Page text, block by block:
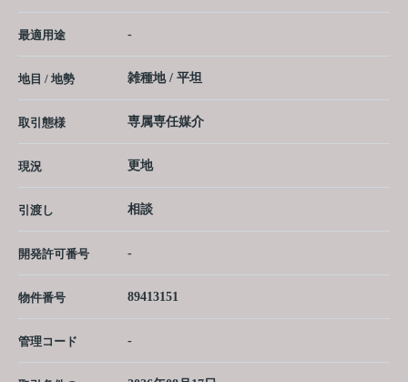
最適用途 -
地目 / 地勢 雑種地 / 平坦
取引態様 専属専任媒介
現況 更地
引渡し 相談
開発許可番号 -
物件番号 89413151
管理コード -